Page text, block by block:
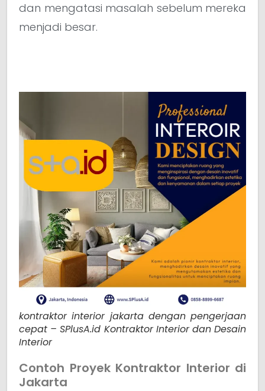
dan mengatasi masalah sebelum mereka
menjadi besar.
kontraktor interior jakarta dengan pengerjaan
cepat – SPlusA.id Kontraktor Interior dan Desain
Interior
Contoh Proyek Kontraktor Interior di
Jakarta